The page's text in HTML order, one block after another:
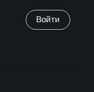
Войти